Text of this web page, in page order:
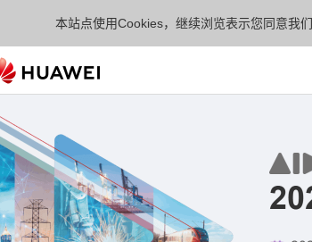
本站点使用Cookies，继续浏览表示您同意我